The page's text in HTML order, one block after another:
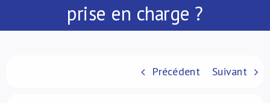
Formations
prise en charge ?
Précédent Suivant